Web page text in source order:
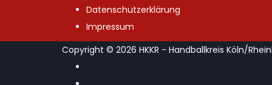
Datenschutzerklärung
Impressum
Copyright © 2026 HKKR - Handballkreis Köln/